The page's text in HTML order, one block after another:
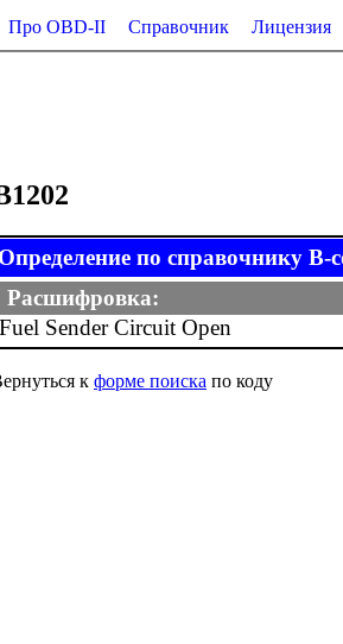
Про OBD-II Справочник Лицензия
по справочнику B-
Расшифровка:
Fuel Sender Circuit Open
к форме поиска по коду